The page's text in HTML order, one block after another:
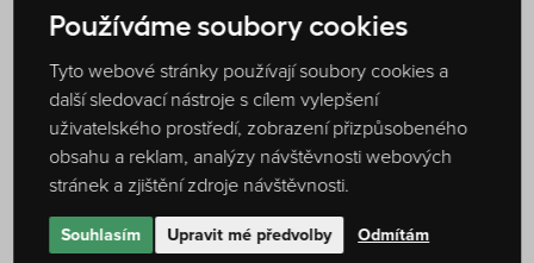
Postup do vyšší kategorie:
Pokud dosáhnete na další
úroveň, nová výše slevy se vám aktivuje při následujícím
nákupu
Roční lhůta pro zachování kategorie:Ode dne postupu
do vyšší úrovně se spustí roční období, během něhož je
potřeba svou kategorii obhájit. Pokud se vám to nepodaří,
budete automaticky přeřazeni do kategorie odpovídající
vašim nákupům za uplynulý rok (ne kalendářní)
Kumulace slev:
Používáme soubory cookies
Tyto webové stránky používají soubory cookies a
další sledovací nástroje s cílem vylepšení
uživatelského prostředí, zobrazení přizpůsobeného
obsahu a reklam, analýzy návštěvnosti webových
stránek a zjištění zdroje návštěvnosti.
Souhlasím Upravit mé předvolby Odmítám